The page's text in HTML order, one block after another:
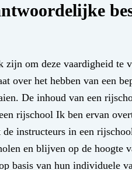
om deze vaardigheid te
over het hebben van een
De inhoud van een
rijschool Ik ben ervan
instructeurs in een
en blijven op de hoogte
basis van hun individuele